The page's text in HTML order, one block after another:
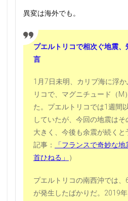
異変は海外でも。
プエルトリコで相次ぐ地震
言
1月7日未明、カリブ海に浮
リコで、マグニチュード（M
た。プエルトリコでは1週間
していたが、今回の地震は
大きく、今後も余震が続く
記事：
「フランスで奇妙な
首ひねる」
）
プエルトリコの南西沖では
が発生したばかりだ。2019